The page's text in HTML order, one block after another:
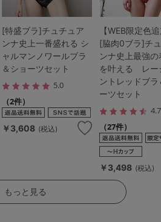
[特盛ブラ]チュチュア
ンナ史上一番盛れる シ
ャルマンノワールブラ
＆ショーツセット
5.0
（2件）
￥3,608 (税込)
【WEB限定色
[脇肉0ブラ]チ
ンナ史上最強
を叶える レー
ントレッドブ
ーツセット
4.7
（27件）
￥3,498 (税込)
もっと見る